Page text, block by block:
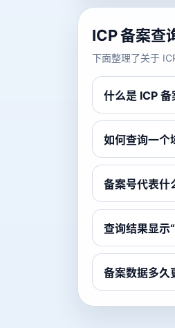
ICP 备案查
下面整理了关于
什么是 ICP 备
如何查询一个
备案号代表什
查询结果显示
备案数据多久